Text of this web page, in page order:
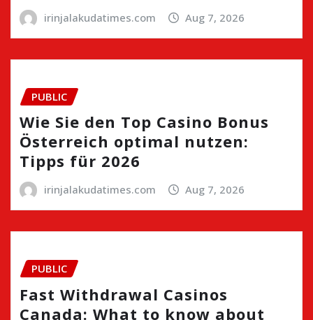
irinjalakudatimes.com Aug 7, 2026
PUBLIC
Wie Sie den Top Casino Bonus
Österreich optimal nutzen:
Tipps für 2026
irinjalakudatimes.com Aug 7, 2026
PUBLIC
Fast Withdrawal Casinos
Canada: What to know about